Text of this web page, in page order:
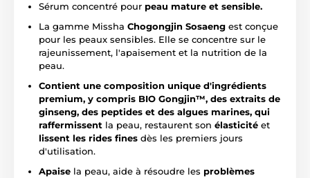
Sérum concentré pour peau mature et sensible.
La gamme Missha Chogongjin Sosaeng est conçue
pour les peaux sensibles. Elle se concentre sur le
rajeunissement, l'apaisement et la nutrition de la
peau.
Contient une composition unique d'ingrédients
premium, y compris BIO Gongjin™, des extraits de
ginseng, des peptides et des algues marines, qui
raffermissent la peau, restaurent son élasticité et
lissent les rides fines dès les premiers jours
d'utilisation.
Apaise la peau, aide à résoudre les problèmes